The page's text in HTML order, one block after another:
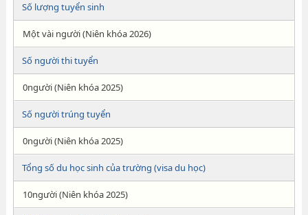
Số lượng tuyển sinh
Một vài người (Niên khóa 2026)
Số người thi tuyển
0người (Niên khóa 2025)
Số người trúng tuyển
0người (Niên khóa 2025)
Tổng số du học sinh của trường (visa du học)
10người (Niên khóa 2025)